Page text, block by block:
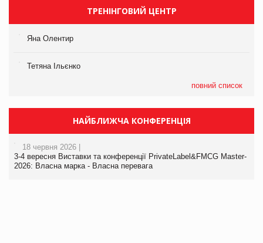
ТРЕНІНГОВИЙ ЦЕНТР
Яна Олентир
Тетяна Ільєнко
повний список
НАЙБЛИЖЧА КОНФЕРЕНЦІЯ
18 червня 2026 |
3-4 вересня Виставки та конференції PrivateLabel&FMCG Master-
2026: Власна марка - Власна перевага